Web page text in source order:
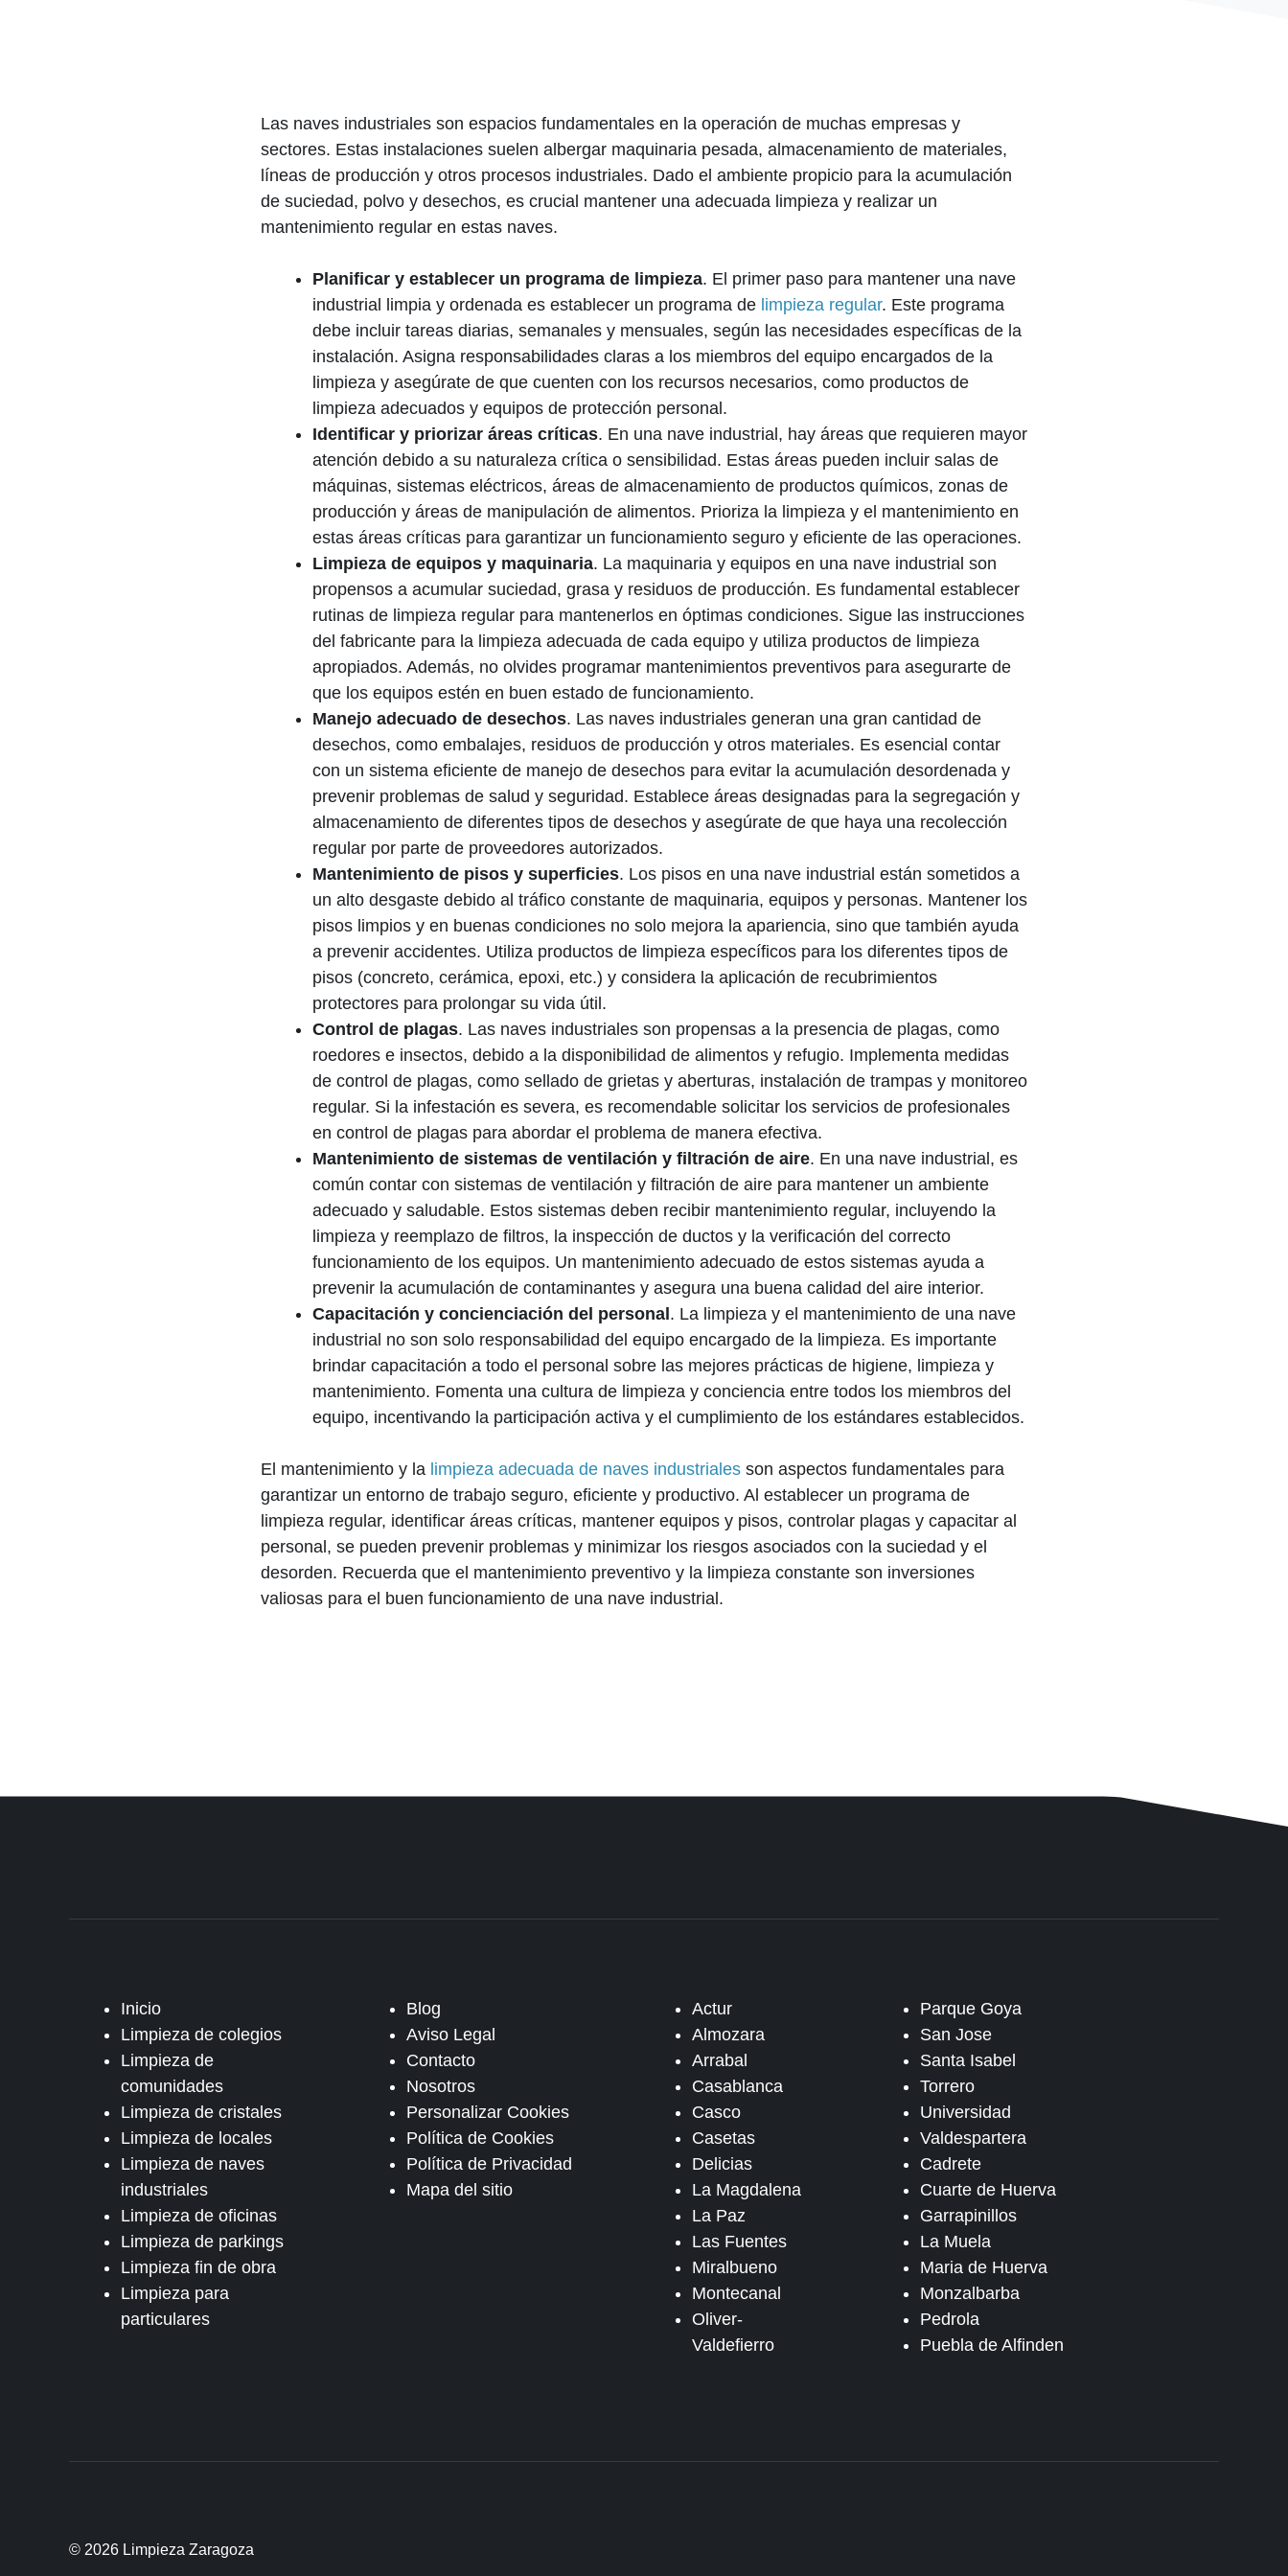
Las naves industriales son espacios fundamentales en la operación de muchas empresas y
sectores. Estas instalaciones suelen albergar maquinaria pesada, almacenamiento de materiales,
líneas de producción y otros procesos industriales. Dado el ambiente propicio para la acumulación
de suciedad, polvo y desechos, es crucial mantener una adecuada limpieza y realizar un
mantenimiento regular en estas naves.
Planificar y establecer un programa de limpieza. El primer paso para mantener una nave
industrial limpia y ordenada es establecer un programa de limpieza regular. Este programa
debe incluir tareas diarias, semanales y mensuales, según las necesidades específicas de la
instalación. Asigna responsabilidades claras a los miembros del equipo encargados de la
limpieza y asegúrate de que cuenten con los recursos necesarios, como productos de
limpieza adecuados y equipos de protección personal.
Identificar y priorizar áreas críticas. En una nave industrial, hay áreas que requieren mayor
atención debido a su naturaleza crítica o sensibilidad. Estas áreas pueden incluir salas de
máquinas, sistemas eléctricos, áreas de almacenamiento de productos químicos, zonas de
producción y áreas de manipulación de alimentos. Prioriza la limpieza y el mantenimiento en
estas áreas críticas para garantizar un funcionamiento seguro y eficiente de las operaciones.
Limpieza de equipos y maquinaria. La maquinaria y equipos en una nave industrial son
propensos a acumular suciedad, grasa y residuos de producción. Es fundamental establecer
rutinas de limpieza regular para mantenerlos en óptimas condiciones. Sigue las instrucciones
del fabricante para la limpieza adecuada de cada equipo y utiliza productos de limpieza
apropiados. Además, no olvides programar mantenimientos preventivos para asegurarte de
que los equipos estén en buen estado de funcionamiento.
Manejo adecuado de desechos. Las naves industriales generan una gran cantidad de
desechos, como embalajes, residuos de producción y otros materiales. Es esencial contar
con un sistema eficiente de manejo de desechos para evitar la acumulación desordenada y
prevenir problemas de salud y seguridad. Establece áreas designadas para la segregación y
almacenamiento de diferentes tipos de desechos y asegúrate de que haya una recolección
regular por parte de proveedores autorizados.
Mantenimiento de pisos y superficies. Los pisos en una nave industrial están sometidos a
un alto desgaste debido al tráfico constante de maquinaria, equipos y personas. Mantener los
pisos limpios y en buenas condiciones no solo mejora la apariencia, sino que también ayuda
a prevenir accidentes. Utiliza productos de limpieza específicos para los diferentes tipos de
pisos (concreto, cerámica, epoxi, etc.) y considera la aplicación de recubrimientos
protectores para prolongar su vida útil.
Control de plagas. Las naves industriales son propensas a la presencia de plagas, como
roedores e insectos, debido a la disponibilidad de alimentos y refugio. Implementa medidas
de control de plagas, como sellado de grietas y aberturas, instalación de trampas y monitoreo
regular. Si la infestación es severa, es recomendable solicitar los servicios de profesionales
en control de plagas para abordar el problema de manera efectiva.
Mantenimiento de sistemas de ventilación y filtración de aire. En una nave industrial, es
común contar con sistemas de ventilación y filtración de aire para mantener un ambiente
adecuado y saludable. Estos sistemas deben recibir mantenimiento regular, incluyendo la
limpieza y reemplazo de filtros, la inspección de ductos y la verificación del correcto
funcionamiento de los equipos. Un mantenimiento adecuado de estos sistemas ayuda a
prevenir la acumulación de contaminantes y asegura una buena calidad del aire interior.
Capacitación y concienciación del personal . La limpieza y el mantenimiento de una nave
industrial no son solo responsabilidad del equipo encargado de la limpieza. Es importante
brindar capacitación a todo el personal sobre las mejores prácticas de higiene, limpieza y
mantenimiento. Fomenta una cultura de limpieza y conciencia entre todos los miembros del
equipo, incentivando la participación activa y el cumplimiento de los estándares establecidos.
El mantenimiento y la limpieza adecuada de naves industriales son aspectos fundamentales para
garantizar un entorno de trabajo seguro, eficiente y productivo. Al establecer un programa de
limpieza regular, identificar áreas críticas, mantener equipos y pisos, controlar plagas y capacitar al
personal, se pueden prevenir problemas y minimizar los riesgos asociados con la suciedad y el
desorden. Recuerda que el mantenimiento preventivo y la limpieza constante son inversiones
valiosas para el buen funcionamiento de una nave industrial.
Inicio
Limpieza de colegios
Limpieza de
comunidades
Limpieza de cristales
Limpieza de locales
Limpieza de naves
industriales
Limpieza de oficinas
Limpieza de parkings
Limpieza fin de obra
Limpieza para
particulares
Blog
Aviso Legal
Contacto
Nosotros
Personalizar Cookies
Política de Cookies
Política de Privacidad
Mapa del sitio
Actur
Almozara
Arrabal
Casablanca
Casco
Casetas
Delicias
La Magdalena
La Paz
Las Fuentes
Miralbueno
Montecanal
Oliver-
Valdefierro
Parque Goya
San Jose
Santa Isabel
Torrero
Universidad
Valdespartera
Cadrete
Cuarte de Huerva
Garrapinillos
La Muela
Maria de Huerva
Monzalbarba
Pedrola
Puebla de Alfinden
© 2026 Limpieza Zaragoza